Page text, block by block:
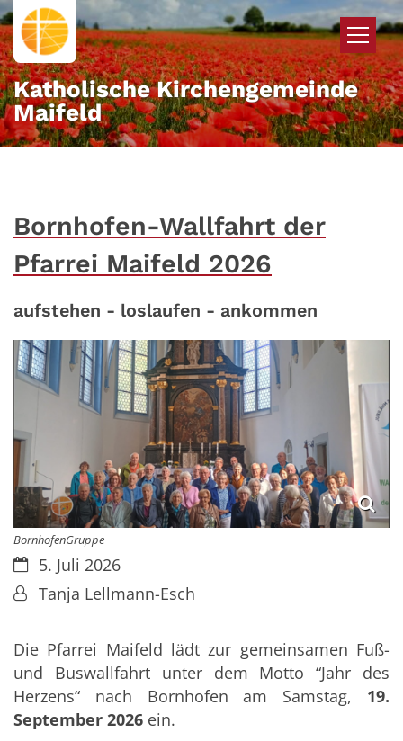
Zum Inhalt springen
Katholische Kirchengemeinde
Maifeld
Bornhofen-Wallfahrt der
Pfarrei Maifeld 2026
aufstehen - loslaufen - ankommen
BornhofenGruppe
Datum:5. Juli 2026
Von:Tanja Lellmann-Esch
Die Pfarrei Maifeld lädt zur gemeinsamen Fuß-
und Buswallfahrt unter dem Motto “Jahr des
Herzens“ nach Bornhofen am Samstag, 19.
September 2026 ein.